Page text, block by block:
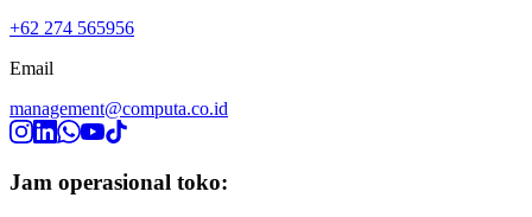
+62 274 565956
Email
management@computa.co.id
Jam operasional toko: